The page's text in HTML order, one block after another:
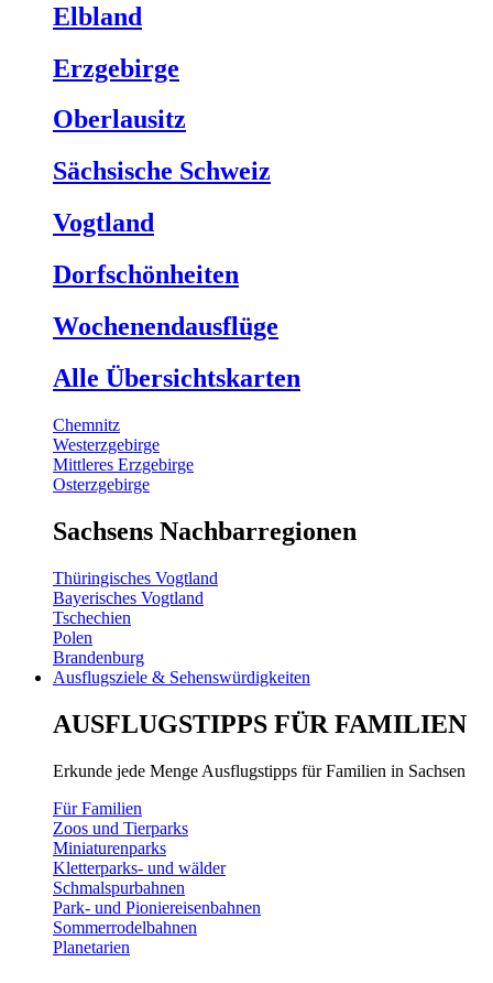
Elbland
Erzgebirge
Oberlausitz
Sächsische Schweiz
Vogtland
Dorfschönheiten
Wochenendausflüge
Alle Übersichtskarten
Chemnitz
Westerzgebirge
Mittleres Erzgebirge
Osterzgebirge
Sachsens Nachbarregionen
Thüringisches Vogtland
Bayerisches Vogtland
Tschechien
Polen
Brandenburg
Ausflugsziele & Sehenswürdigkeiten
AUSFLUGSTIPPS FÜR FAMILIEN
Erkunde jede Menge Ausflugstipps für Familien in Sachsen
Für Familien
Zoos und Tierparks
Miniaturenparks
Kletterparks- und wälder
Schmalspurbahnen
Park- und Pioniereisenbahnen
Sommerrodelbahnen
Planetarien